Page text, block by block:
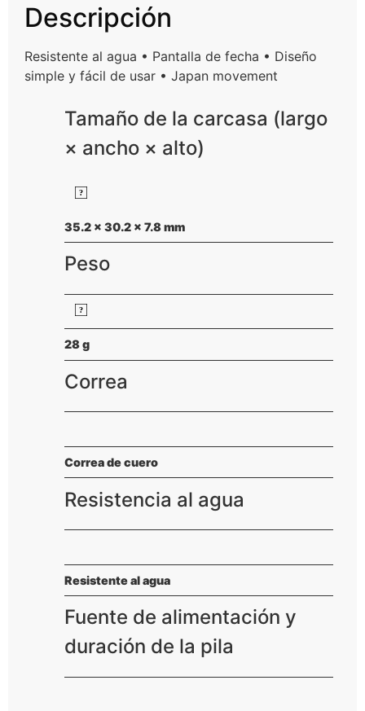
Descripción
Resistente al agua • Pantalla de fecha • Diseño
simple y fácil de usar • Japan movement
Tamaño de la carcasa (largo
× ancho × alto)
35.2 × 30.2 × 7.8 mm
Peso
28 g
Correa
Correa de cuero
Resistencia al agua
Resistente al agua
Fuente de alimentación y
duración de la pila